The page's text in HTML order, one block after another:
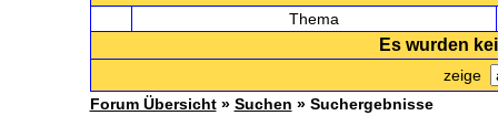
Thema
Es wurden
zeige
Forum Übersicht» Suchen » Suchergebnisse